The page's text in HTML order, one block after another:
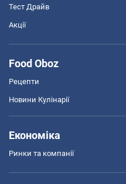
Тест Драйв
Акції
Food Oboz
Рецепти
Новини Кулінарії
Економіка
Ринки та компанії